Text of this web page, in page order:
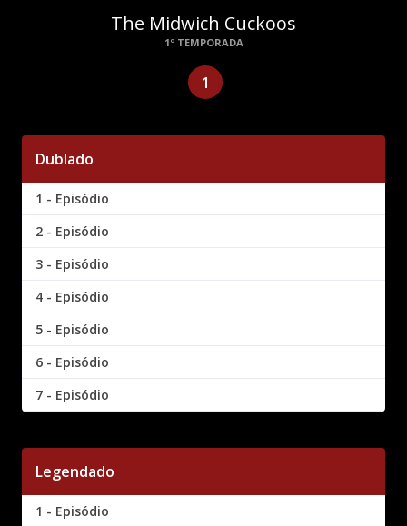
The Midwich Cuckoos
1º TEMPORADA
1
Dublado
1 - Episódio
2 - Episódio
3 - Episódio
4 - Episódio
5 - Episódio
6 - Episódio
7 - Episódio
Legendado
1 - Episódio